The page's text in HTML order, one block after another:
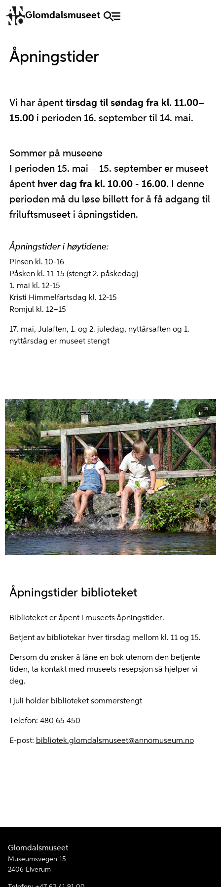
Glomdalsmuseet
Åpningstider
Vi har åpent tirsdag til søndag fra kl. 11.00–
15.00i perioden 16. september til 14. mai.
Sommer på museene
I perioden 15. mai – 15. september er museet
åpenthver dag fra kl. 10.00 - 16.00. I denne
perioden må du løse billett for å få adgang til
friluftsmuseet i åpningstiden.
Åpningstider i høytidene:
Pinsen kl. 10-16
Påsken kl. 11-15 (stengt 2. påskedag)
1. mai kl. 12-15
Kristi Himmelfartsdag kl. 12-15
Romjul kl. 12–15
17. mai, Julaften, 1. og 2. juledag, nyttårsaften og 1.
nyttårsdag er museet stengt
Åpningstider biblioteket
Biblioteket er åpent i museets åpningstider.
Betjent av bibliotekar hver tirsdag mellom kl. 11 og 15.
Dersom du ønsker å låne en bok utenom den betjente
tiden, ta kontakt med museets resepsjon så hjelper vi
deg.
I juli holder biblioteket sommerstengt
Telefon: 480 65 450
E-post: bibliotek.glomdalsmuseet@annomuseum.no
Glomdalsmuseet
Museumsvegen 15
2406 Elverum